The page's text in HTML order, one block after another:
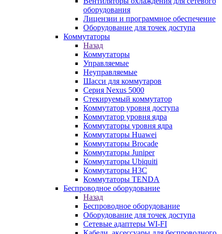
оборудования
Лицензии и программное обеспечение
Оборудование для точек доступа
Коммутаторы
Назад
Коммутаторы
Управляемые
Неуправляемые
Шасси для коммутаров
Серия Nexus 5000
Стекируемый коммутатор
Коммутатор уровня доступа
Коммутатор уровня ядра
Коммутаторы уровня ядра
Коммутаторы Huawei
Коммутаторы Brocade
Коммутаторы Juniper
Коммутаторы Ubiquiti
Коммутаторы H3C
Коммутаторы TENDA
Беспроводное оборудование
Назад
Беспроводное оборудование
Оборудование для точек доступа
Сетевые адаптеры WI-FI